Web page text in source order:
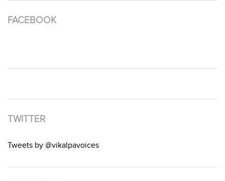
FACEBOOK
TWITTER
Tweets by @vikalpavoices